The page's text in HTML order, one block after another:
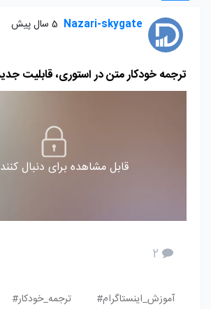
Nazari-skygate 5 سال پیش
ترجمه خودکار متن در استوری، قابلیت
قابل مشاهده برای دنبال
2
آموزش_اینستاگرام# ترجمه_خودکار#